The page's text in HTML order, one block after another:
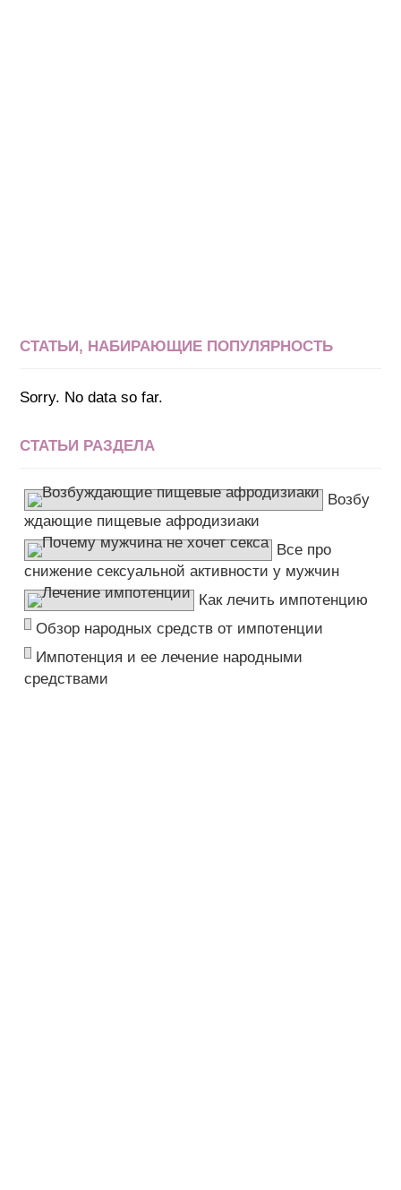
СТАТЬИ, НАБИРАЮЩИЕ ПОПУЛЯРНОСТЬ
Sorry. No data so far.
СТАТЬИ РАЗДЕЛА
Возбу
ждающие пищевые афродизиаки
Все про
снижение сексуальной активности у мужчин
Как лечить импотенцию
Обзор народных средств от импотенции
Импотенция и ее лечение народными
средствами